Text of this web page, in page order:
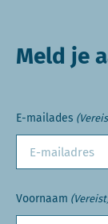
Meld je
E-mailades
Voornaam